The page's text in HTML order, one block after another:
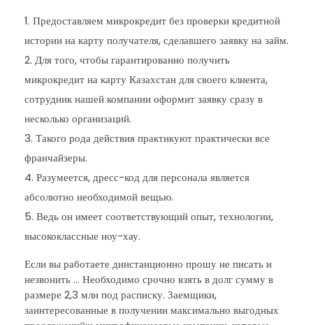
Предоставляем микрокредит без проверки кредитной
истории на карту получателя, сделавшего заявку на займ.
Для того, чтобы гарантированно получить
микрокредит на карту Казахстан для своего клиента,
сотрудник нашей компании оформит заявку сразу в
несколько организаций.
Такого рода действия практикуют практически все
франчайзеры.
Разумеется, дресс-код для персонала является
абсолютно необходимой вещью.
Ведь он имеет соответствующий опыт, технологии,
высококлассные ноу-хау.
Если вы работаете динстанционно прошу не писать и
незвонить … Необходимо срочно взять в долг сумму в
размере 2,3 млн под расписку. Заемщики,
заинтересованные в получении максимально выгодных